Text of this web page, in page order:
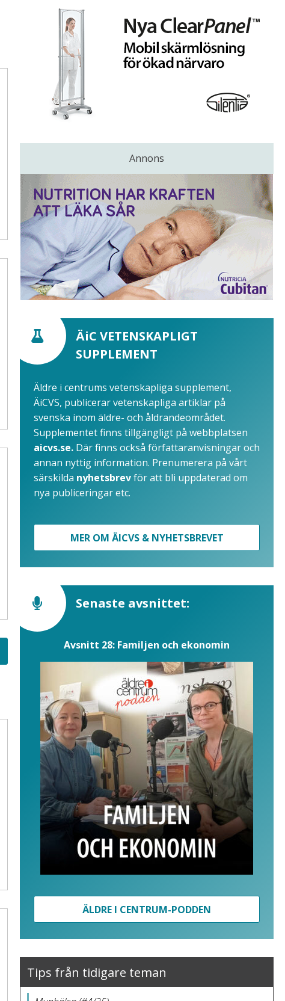
Annons
ÄiC VETENSKAPLIGT
SUPPLEMENT
Äldre i centrums vetenskapliga supplement,
ÄiCVS, publicerar vetenskapliga artiklar på
svenska inom äldre- och åldrandeområdet.
Supplementet finns tillgängligt på webbplatsen
aicvs.se. Där finns också författaranvisningar och
annan nyttig information. Prenumerera på vårt
särskilda nyhetsbrevför att bli uppdaterad om
nya publiceringar etc.
MER OM ÄICVS & NYHETSBREVET
Senaste avsnittet:
Avsnitt 28: Familjen och ekonomin
ÄLDRE I CENTRUM-PODDEN
Tips från tidigare teman